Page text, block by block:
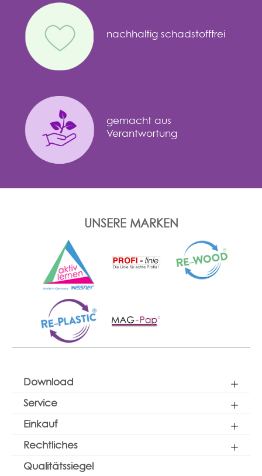
nachhaltig schadstofffrei
gemacht aus
Verantwortung
UNSERE MARKEN
Download
Service
Einkauf
Rechtliches
Qualitätssiegel